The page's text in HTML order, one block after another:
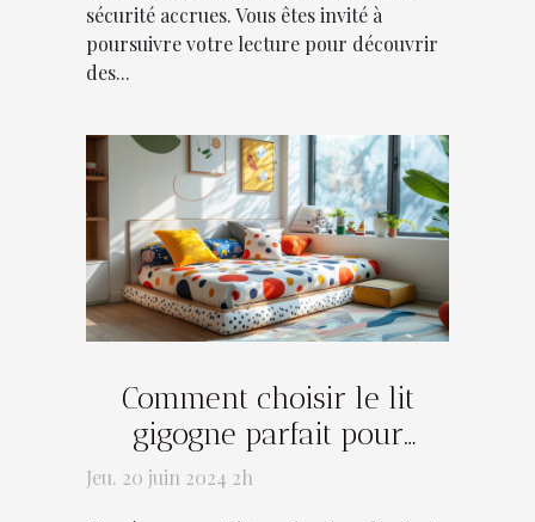
sécurité accrues. Vous êtes invité à
poursuivre votre lecture pour découvrir
des...
Comment choisir le lit
gigogne parfait pour
optimiser l'espace dans
Jeu. 20 juin 2024 2h